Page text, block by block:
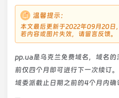
温馨提示：
本文最后更新于2022年09月20日
若内容或图片失效，请留言反馈。
pp.ua是乌克兰免费域名，域名的
前仅四个月即可进行下一次续订
域委派截止日期之前的4个月内确